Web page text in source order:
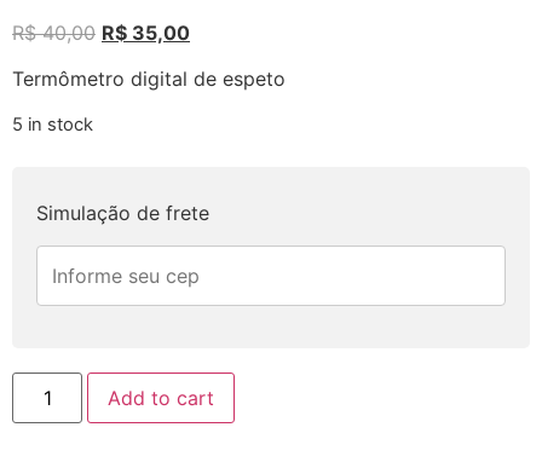
R$40,00 R$ 35,00
Termômetro digital de espeto
5 in stock
Simulação de frete
TERMOMETRO
DIGITAL
PARA
Add to cart